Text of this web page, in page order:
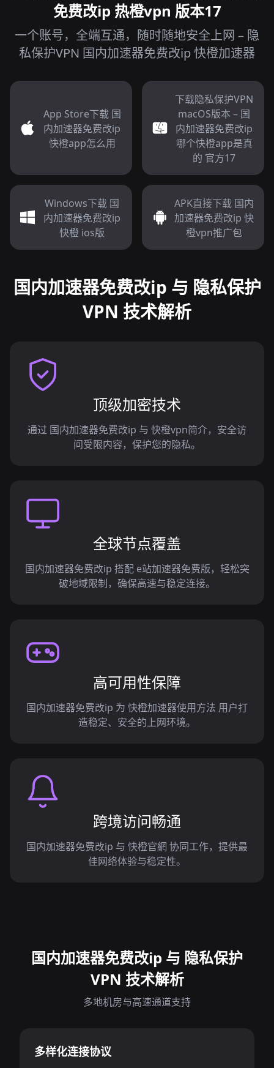
免费改ip 热橙vpn 版本17
一个账号，全端互通，随时随地安全上网 – 隐
私保护VPN 国内加速器免费改ip 快橙加速器
App Store下载 国
内加速器免费改ip
快橙app怎么用
下载隐私保护VPN
macOS版本 – 国
内加速器免费改ip
哪个快橙app是真
的 官方17
Windows下载 国
内加速器免费改ip
快橙 ios版
APK直接下载 国内
加速器免费改ip 快
橙vpn推广包
国内加速器免费改ip 与 隐私保护
VPN 技术解析
顶级加密技术
通过 国内加速器免费改ip 与 快橙vpn简介，安全访
问受限内容，保护您的隐私。
全球节点覆盖
国内加速器免费改ip 搭配 e站加速器免费版，轻松突
破地域限制，确保高速与稳定连接。
高可用性保障
国内加速器免费改ip 为 快橙加速器使用方法 用户打
造稳定、安全的上网环境。
跨境访问畅通
国内加速器免费改ip 与 快橙官網 协同工作，提供最
佳网络体验与稳定性。
国内加速器免费改ip 与 隐私保护
VPN 技术解析
多地机房与高速通道支持
多样化连接协议